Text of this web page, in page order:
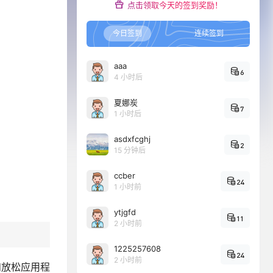
松应用程
点击领取今天的签到奖励！
今日签到 连续签到
aaa
4 小时后
6
夏娜炭
1 小时后
7
asdxfcghj
14 分钟后
2
ccber
1 小时前
24
ytjgfd
2 小时前
11
1225257608
2 小时前
24